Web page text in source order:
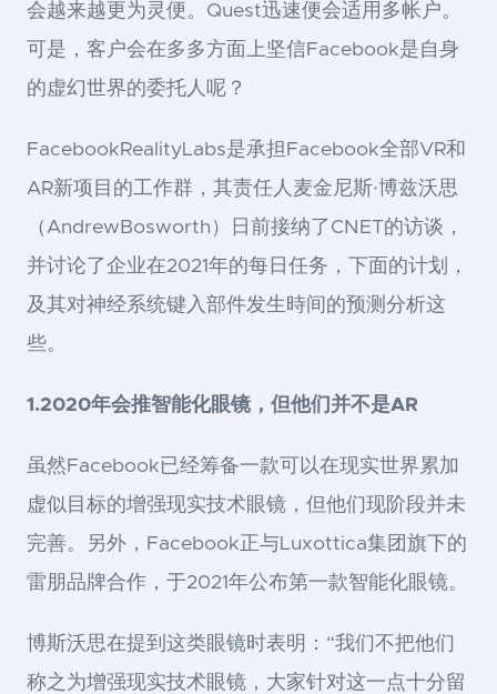
会越来越更为灵便。Quest迅速便会适用多帐户。
可是，客户会在多多方面上坚信Facebook是自身
的虚幻世界的委托人呢？
FacebookRealityLabs是承担Facebook全部VR和
AR新项目的工作群，其责任人麦金尼斯·博兹沃思
（AndrewBosworth）日前接纳了CNET的访谈，
并讨论了企业在2021年的每日任务，下面的计划，
及其对神经系统键入部件发生時间的预测分析这
些。
1.2020年会推智能化眼镜，但他们并不是AR
虽然Facebook已经筹备一款可以在现实世界累加
虚似目标的增强现实技术眼镜，但他们现阶段并未
完善。另外，Facebook正与Luxottica集团旗下的
雷朋品牌合作，于2021年公布第一款智能化眼镜。
博斯沃思在提到这类眼镜时表明：“我们不把他们
称之为增强现实技术眼镜，大家针对这一点十分留